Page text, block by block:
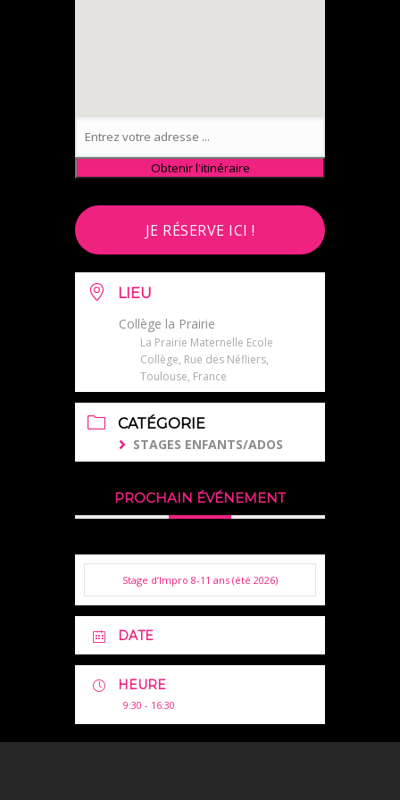
JE RÉSERVE ICI !
LIEU
Collège la Prairie
La Prairie Maternelle Ecole
Collège, Rue des Néfliers,
Toulouse, France
CATÉGORIE
STAGES ENFANTS/ADOS
PROCHAIN ÉVÉNEMENT
Stage d’Impro 8-11 ans (été 2026)
DATE
HEURE
9:30 - 16:30